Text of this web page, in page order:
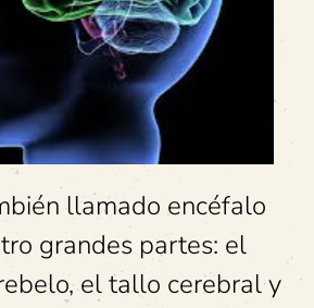
llamado encéfalo
grandes partes: el
el tallo cerebral y